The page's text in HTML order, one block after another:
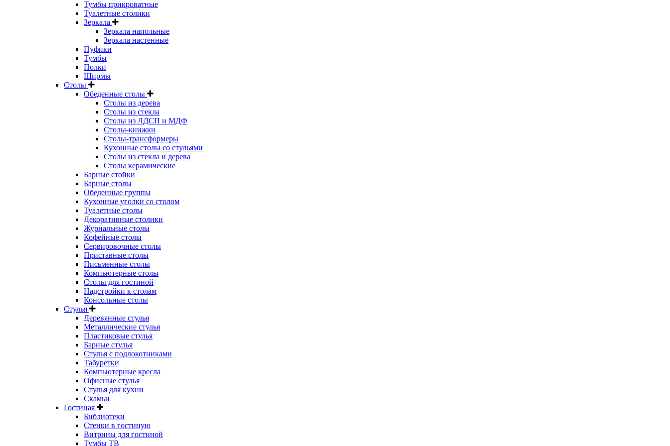
Тумбы прикроватные
Туалетные столики
Зеркала
Зеркала напольные
Зеркала настенные
Пуфики
Тумбы
Полки
Ширмы
Столы
Обеденные столы
Столы из дерева
Столы из стекла
Столы из ЛДСП и МДФ
Столы-книжки
Столы-трансформеры
Кухонные столы со стульями
Столы из стекла и дерева
Столы керамические
Барные стойки
Барные столы
Обеденные группы
Кухонные уголки со столом
Туалетные столы
Декоративные столики
Журнальные столы
Кофейные столы
Сервировочные столы
Приставные столы
Письменные столы
Компьютерные столы
Столы для гостиной
Надстройки к столам
Консольные столы
Стулья
Деревянные стулья
Металлические стулья
Пластиковые стулья
Барные стулья
Стулья с подлокотниками
Табуретки
Компьютерные кресла
Офисные стулья
Стулья для кухни
Скамьи
Гостиная
Библиотеки
Стенки в гостиную
Витрины для гостиной
Тумбы ТВ